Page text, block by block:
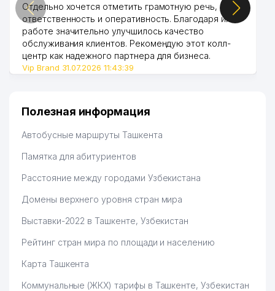
Отдельно хочется отметить грамотную речь,
ответственность и оперативность. Благодаря их
работе значительно улучшилось качество
обслуживания клиентов. Рекомендую этот колл-
центр как надежного партнера для бизнеса.
Vip Brand 31.07.2026 11:43:39
Полезная информация
Автобусные маршруты Ташкента
Памятка для абитуриентов
Расстояние между городами Узбекистана
Домены верхнего уровня стран мира
Выставки-2022 в Ташкенте, Узбекистан
Рейтинг стран мира по площади и населению
Карта Ташкента
Коммунальные (ЖКХ) тарифы в Ташкенте, Узбекистан